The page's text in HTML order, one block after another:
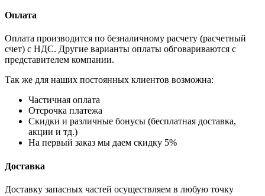
Оплата
Оплата производится по безналичному расчету (расчетный
счет) с НДС. Другие варианты оплаты обговариваются с
представителем компании.
Так же для наших постоянных клиентов возможна:
Частичная оплата
Отсрочка платежа
Cкидки и различные бонусы (бесплатная доставка,
акции и тд.)
На первый заказ мы даем скидку 5%
Доставка
Доставку запасных частей осуществляем в любую точку